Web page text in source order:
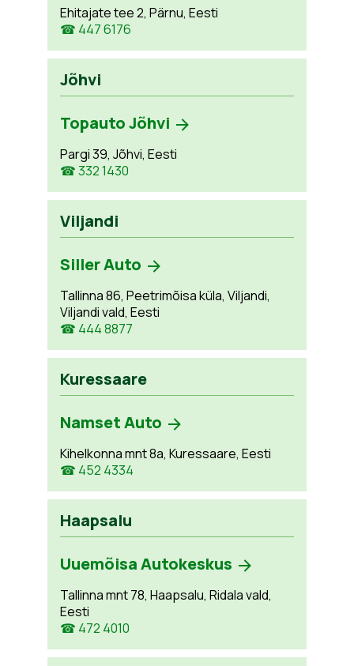
Ehitajate tee 2, Pärnu, Eesti
☎ 447 6176
Jõhvi
Topauto Jõhvi
Pargi 39, Jõhvi, Eesti
☎ 332 1430
Viljandi
Siller Auto
Tallinna 86, Peetrimõisa küla, Viljandi,
Viljandi vald, Eesti
☎ 444 8877
Kuressaare
Namset Auto
Kihelkonna mnt 8a, Kuressaare, Eesti
☎ 452 4334
Haapsalu
Uuemõisa Autokeskus
Tallinna mnt 78, Haapsalu, Ridala vald,
Eesti
☎ 472 4010